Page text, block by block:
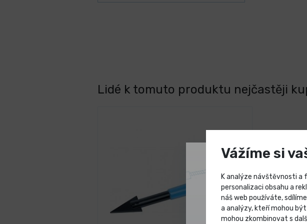
Lidé k tomuto produktu nejčastěji
Vážíme si
K analýze návštěvnosti a
personalizaci obsahu a
náš web používáte,
a analýzy, kteří mohou
mohou zkombinovat s
Výprodej